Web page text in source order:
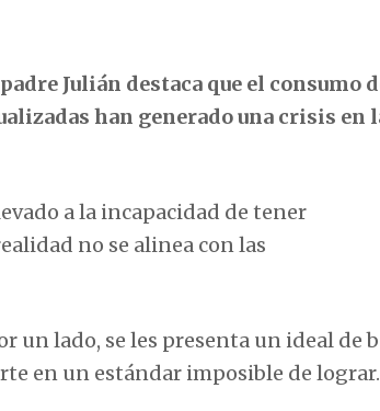
Julián destaca que el consumo
han generado una crisis en
a la incapacidad de tener
no se alinea con las
un lado, se les presenta un ideal de
en un estándar imposible de lograr.